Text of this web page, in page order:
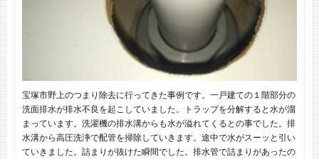
宝塚市野上のつまり除去に行ってきた事例です。一戸建ての１階部分の
洗面排水が排水不良を起こしていました。トラップを分解すると水が溜
まっています。洗濯機の排水溝からも水が溢れてくるとの事でした。排
水溝から高圧洗浄で配管を掃除していきます。途中で水がスーッと引い
ていきました。詰まりが抜けた瞬間でした。排水管で詰まりがあったの